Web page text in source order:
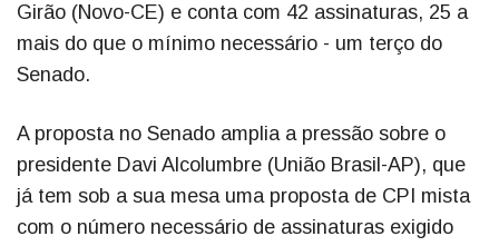
Girão (Novo-CE) e conta com 42 assinaturas, 25 a
mais do que o mínimo necessário - um terço do
Senado.
A proposta no Senado amplia a pressão sobre o
presidente Davi Alcolumbre (União Brasil-AP), que
já tem sob a sua mesa uma proposta de CPI mista
com o número necessário de assinaturas exigido